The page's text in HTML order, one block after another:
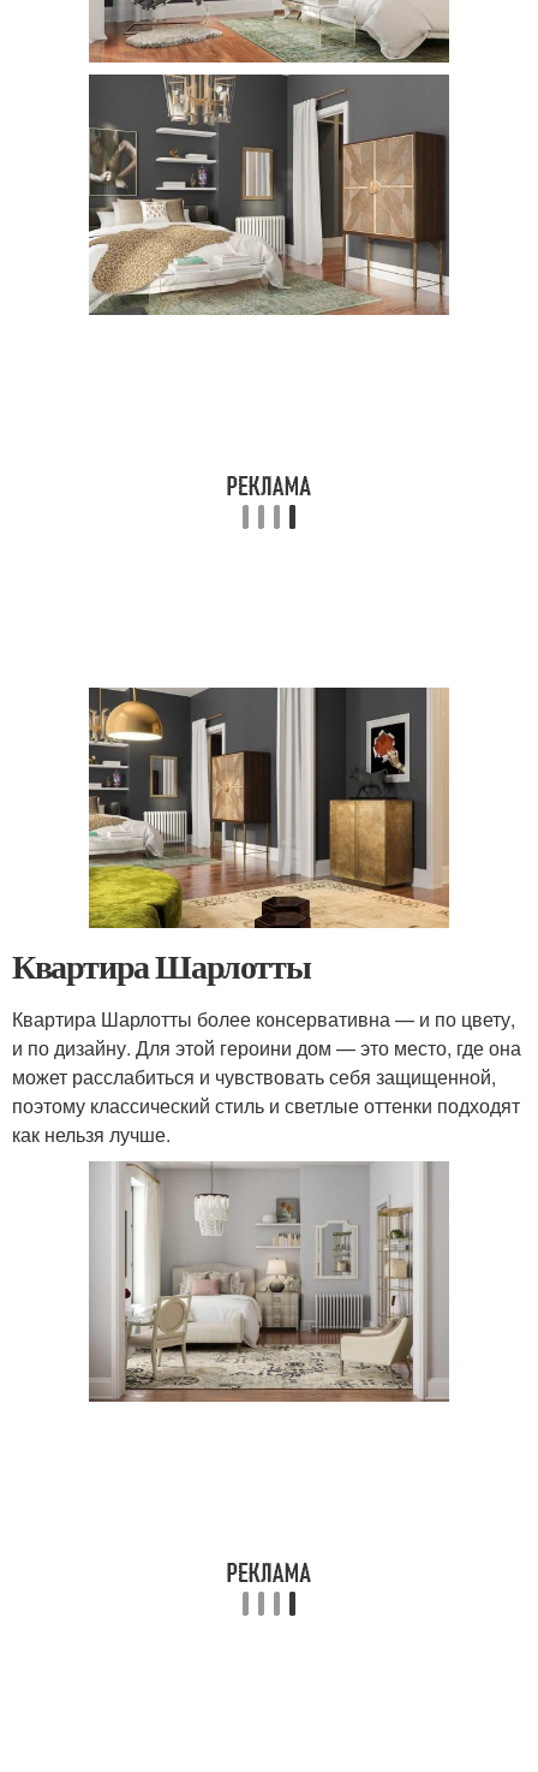
Квартира Шарлотты
Квартира Шарлотты более консервативна — и по цвету,
и по дизайну. Для этой героини дом — это место, где она
может расслабиться и чувствовать себя защищенной,
поэтому классический стиль и светлые оттенки подходят
как нельзя лучше.